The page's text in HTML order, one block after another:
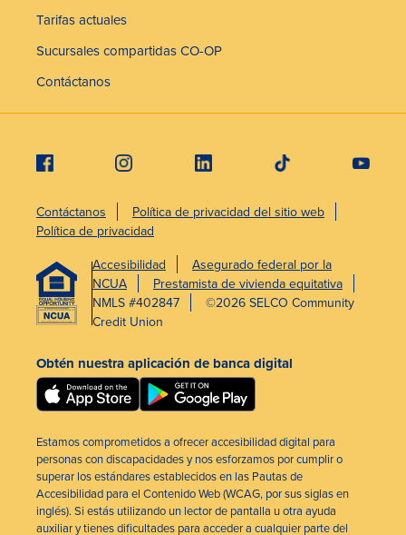
Tarifas actuales
Sucursales compartidas CO-OP
Contáctanos
Contáctanos
Política de privacidad del sitio web
Política de privacidad
Accesibilidad
Asegurado federal por la
NCUA
Prestamista de vivienda equitativa
NMLS #402847
©2026 SELCO Community
Credit Union
Obtén nuestra aplicación de banca digital
Estamos comprometidos a ofrecer accesibilidad digital para
personas con discapacidades y nos esforzamos por cumplir o
superar los estándares establecidos en las Pautas de
Accesibilidad para el Contenido Web (WCAG, por sus siglas en
inglés). Si estás utilizando un lector de pantalla u otra ayuda
auxiliar y tienes dificultades para acceder a cualquier parte del